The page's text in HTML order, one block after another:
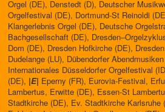
Orgel (DE), Denstedt (D), Deutscher
Orgelfestival (DE), Dortmund-St Reinoldi
Klangerlebnis Orgel (DE), Deutsche
Bachgesellschaft (DE),
Dom (DE), Dresden Hofkirche (DE),
Dudelange (LU), Dübendorfer
Internationales Düsseldorfer Orgelfestival
(DE), |E| Eperny (FR), Eurovia-Festival,
Lambertus, Erwitte (DE), Essen-St
Stadtkirche (DE), Ev. Stadtkirche Karlsruhe